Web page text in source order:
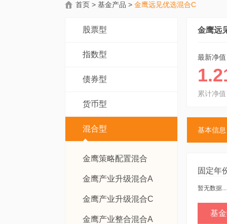
首页 > 基金产品 > 金鹰远见优选混合C
股票型
指数型
债券型
货币型
混合型
金鹰策略配置混合
金鹰产业升级混合A
金鹰产业升级混合C
金鹰产业整合混合A
金鹰远
最新净值
累计净值
基本信息
固定年
暂无数据...
基